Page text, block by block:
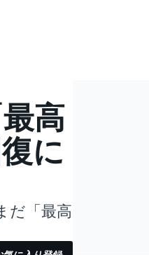
高
に
だ「最高